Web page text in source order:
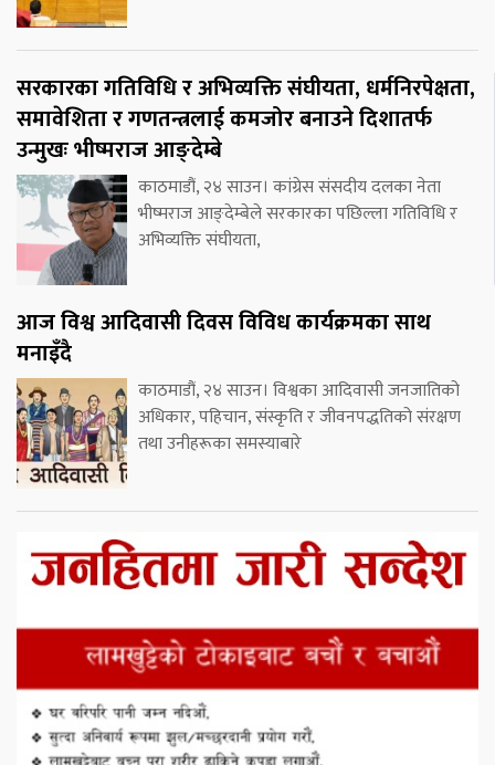
सरकारका गतिविधि र अभिव्यक्ति संघीयता, धर्मनिरपेक्षता,
समावेशिता र गणतन्त्रलाई कमजोर बनाउने दिशातर्फ
उन्मुखः भीष्मराज आङ्देम्बे
काठमाडौं, २४ साउन। कांग्रेस संसदीय दलका नेता
भीष्मराज आङ्देम्बेले सरकारका पछिल्ला गतिविधि र
अभिव्यक्ति संघीयता,
आज विश्व आदिवासी दिवस विविध कार्यक्रमका साथ
मनाइँदै
काठमाडौं, २४ साउन। विश्वका आदिवासी जनजातिको
अधिकार, पहिचान, संस्कृति र जीवनपद्धतिको संरक्षण
तथा उनीहरूका समस्याबारे